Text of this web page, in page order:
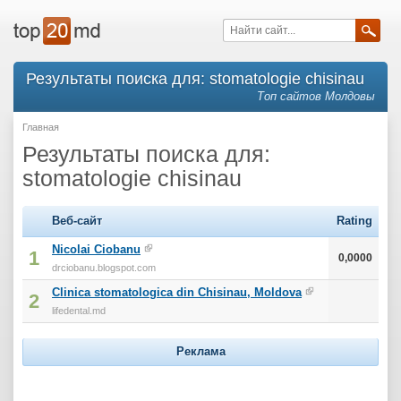
Результаты поиска для: stomatologie chisinau
Топ сайтов Молдовы
Главная
Результаты поиска для:
stomatologie chisinau
Веб-сайт Rating
1 Nicolai Ciobanu
drciobanu.blogspot.com
0,0000
2 Clinica stomatologica din Chisinau, Moldova
lifedental.md
Реклама